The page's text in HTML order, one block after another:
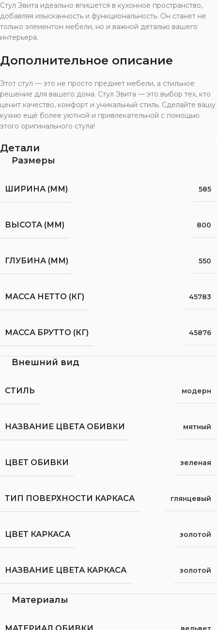
Стул Эвита идеально впишется в кухонное пространство,
добавляя изысканность и функциональность. Он станет не
только элементом мебели, но и важной деталью вашего
интерьера.
Дополнительное описание
Этот стул — это не просто предмет мебели, а стильное
решение для вашего дома. Стул Эвита — это выбор тех, кто
ценит качество, комфорт и уникальный стиль. Сделайте вашу
кухню ещё более уютной и привлекательной с помощью
этого оригинального стула!
Детали
Размеры
ШИРИНА (ММ) 585
ВЫСОТА (ММ) 800
ГЛУБИНА (ММ) 550
МАССА НЕТТО (КГ) 45783
МАССА БРУТТО (КГ) 45876
Внешний вид
СТИЛЬ модерн
НАЗВАНИЕ ЦВЕТА ОБИВКИ мятный
ЦВЕТ ОБИВКИ зеленая
ТИП ПОВЕРХНОСТИ КАРКАСА глянцевый
ЦВЕТ КАРКАСА золотой
НАЗВАНИЕ ЦВЕТА КАРКАСА золотой
Материалы